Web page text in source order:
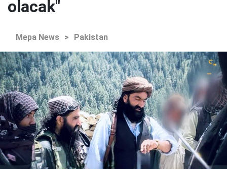
olacak"
Mepa News > Pakistan